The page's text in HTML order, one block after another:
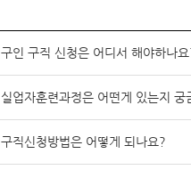
구인 구직 신청은 어디서 해야하나
실업자훈련과정은 어떤게 있는지 궁
구직신청방법은 어떻게 되나요?